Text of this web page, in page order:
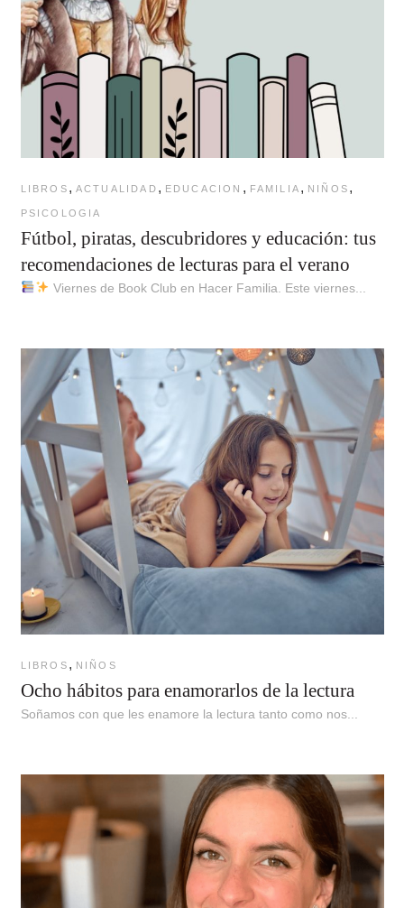
LIBROS , ACTUALIDAD , EDUCACION , FAMILIA , NIÑOS ,
PSICOLOGIA
Fútbol, piratas, descubridores y educación: tus
recomendaciones de lecturas para el verano
Viernes de Book Club en Hacer Familia. Este viernes...
LIBROS , NIÑOS
Ocho hábitos para enamorarlos de la lectura
Soñamos con que les enamore la lectura tanto como nos...